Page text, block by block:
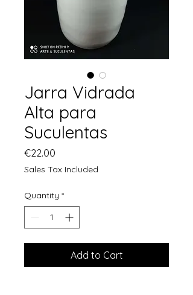
Jarra Vidrada
Alta para
Suculentas
€22.00
Sales Tax Included
Quantity *
Add to Cart